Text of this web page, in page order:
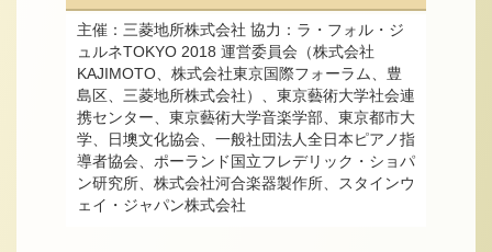
主催：三菱地所株式会社 協力：ラ・フォル・ジ
ュルネTOKYO 2018 運営委員会（株式会社
KAJIMOTO、株式会社東京国際フォーラム、豊
島区、三菱地所株式会社）、東京藝術大学社会連
携センター、東京藝術大学音楽学部、東京都市大
学、日墺文化協会、一般社団法人全日本ピアノ指
導者協会、ポーランド国立フレデリック・ショパ
ン研究所、株式会社河合楽器製作所、スタインウ
ェイ・ジャパン株式会社